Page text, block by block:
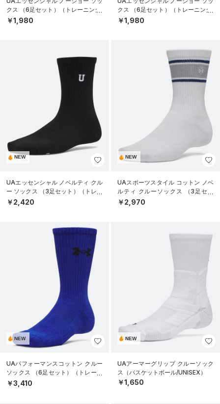
クス （6足セット）（トレーニング/
KIDS）
￥1,980
クス （6足セット）（トレーニング/
KIDS）
￥1,980
NEW
UAエッセンシャル ノベルティ クル
ー ソックス （3足セット）（トレー
ニング/WOMEN）
￥2,420
NEW
UAスポーツスタイル コットン ノベ
ルティ クルーソックス （3足セッ
ト）（トレーニング/UNISEX）
￥2,970
NEW
UAパフォーマンスコットン クルー
ソックス （6足セット）（トレーニ
ング/UNISEX）
￥3,410
NEW
UAアーマーグリップ クルーソック
ス（バスケットボール/UNISEX）
￥1,650